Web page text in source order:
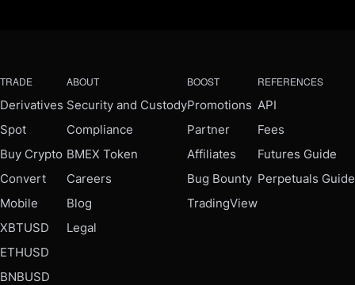
TRADE
Derivatives
Spot
Buy Crypto
Convert
Mobile
XBTUSD
ETHUSD
BNBUSD
ABOUT
Security and Custody
Compliance
BMEX Token
Careers
Blog
Legal
BOOST
Promotions
Partner
Affiliates
Bug Bounty
TradingView
REFERENCES
API
Fees
Futures Guide
Perpetuals Guide